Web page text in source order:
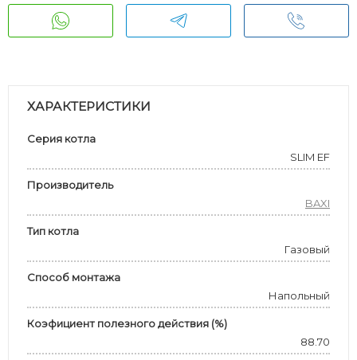
ХАРАКТЕРИСТИКИ
Серия котла
SLIM EF
Производитель
BAXI
Тип котла
Газовый
Способ монтажа
Напольный
Коэфициент полезного действия (%)
88.70